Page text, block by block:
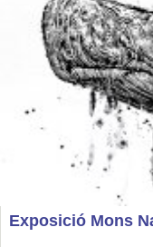
Exposició Mons